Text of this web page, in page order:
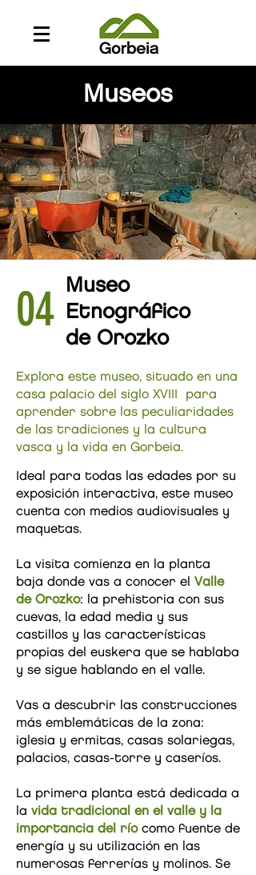
Museos
04
Museo
Etnográfico
de Orozko
Explora este museo, situado en una
casa palacio del siglo XVIII para
aprender sobre las peculiaridades
de las tradiciones y la cultura
vasca y la vida en Gorbeia.
Ideal para todas las edades por su
exposición interactiva, este museo
cuenta con medios audiovisuales y
maquetas.
La visita comienza en la planta
baja donde vas a conocer el Valle
de Orozko: la prehistoria con sus
cuevas, la edad media y sus
castillos y las características
propias del euskera que se hablaba
y se sigue hablando en el valle.
Vas a descubrir las construcciones
más emblemáticas de la zona:
iglesia y ermitas, casas solariegas,
palacios, casas-torre y caseríos.
La primera planta está dedicada a
la vida tradicional en el valle y la
importancia del ríocomo fuente de
energía y su utilización en las
numerosas ferrerías y molinos. Se